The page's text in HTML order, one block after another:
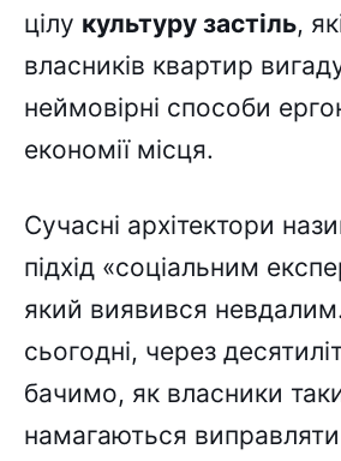
цілу культуру застіль,
власників квартир
неймовірні способи
економії місця.
Сучасні архітектори
підхід «соціальним
який виявився
сьогодні, через
бачимо, як власники
намагаються